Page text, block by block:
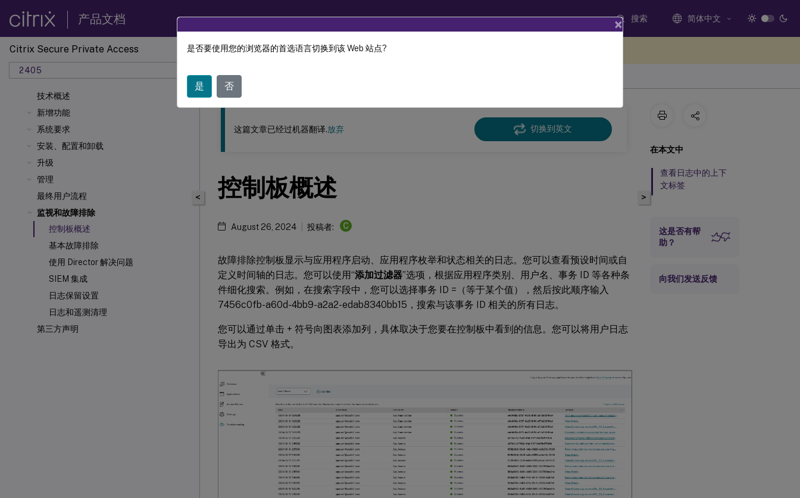
产品文档 搜索 简体中文
Citrix Secure Private Access
2405
技术概述
新增功能
系统要求
安装、配置和卸载
升级
管理
最终用户流程
监视和故障排除
控制板概述
基本故障排除
使用 Director 解决问题
SIEM 集成
日志保留设置
日志和遥测清理
第三方声明
此内容已经过机器动态翻译。
<
这篇文章已经过机器翻译.放弃 切换到英文
控制板概述
August 26, 2024 投稿者: C
故障排除控制板显示与应用程序启动、应用程序枚举和状态相关的日志。您可以查看预设时间或自
定义时间轴的日志。您可以使用“添加过滤器”选项，根据应用程序类别、用户名、事务 ID 等各种条
件细化搜索。例如，在搜索字段中，您可以选择事务 ID =（等于某个值），然后按此顺序输入
7456c0fb-a60d-4bb9-a2a2-edab8340bb15，搜索与该事务 ID 相关的所有日志。
您可以通过单击 + 符号向图表添加列，具体取决于您要在控制板中看到的信息。您可以将用户日志
导出为 CSV 格式。
>
在本文中
查看日志中的上下
文标签
这是否有帮
助？
向我们发送反馈
×
是否要使用您的浏览器的首选语言切换到该 Web 站点?
是 否